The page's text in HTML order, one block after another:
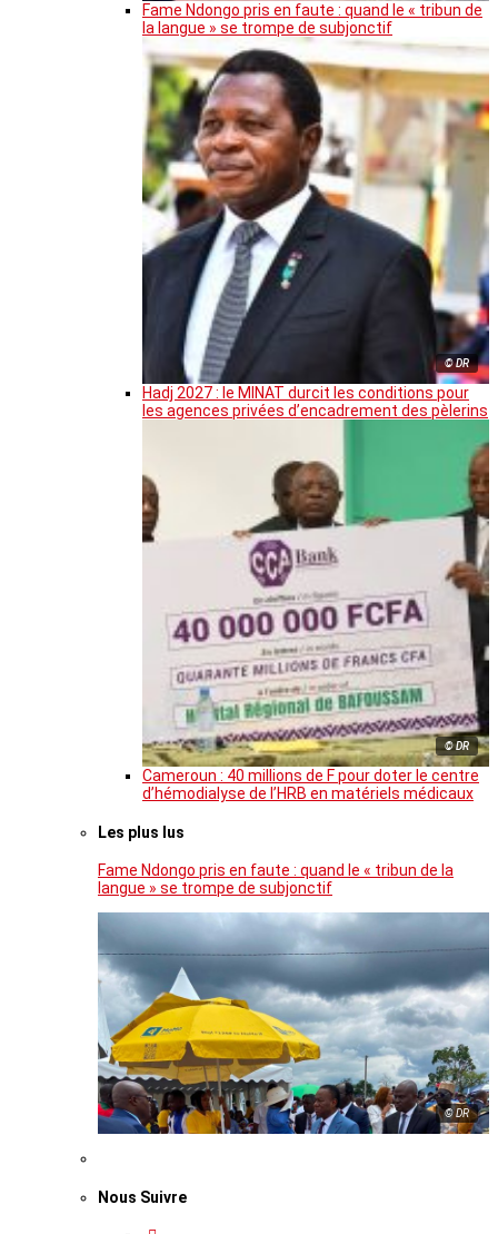
Fame Ndongo pris en faute : quand le « tribun de
la langue » se trompe de subjonctif
© DR
Hadj 2027 : le MINAT durcit les conditions pour
les agences privées d’encadrement des pèlerins
© DR
Cameroun : 40 millions de F pour doter le centre
d’hémodialyse de l’HRB en matériels médicaux
Les plus lus
Fame Ndongo pris en faute : quand le « tribun de la
langue » se trompe de subjonctif
© DR
Nous Suivre